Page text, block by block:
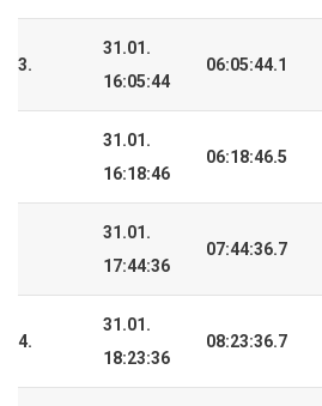
3.
31.01.
16:05:44
06:05:44.1
31.01.
16:18:46
06:18:46.5
31.01.
17:44:36
07:44:36.7
4.
31.01.
18:23:36
08:23:36.7